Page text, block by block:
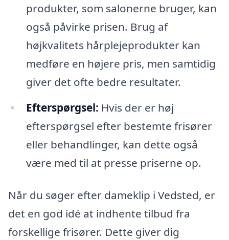
produkter, som salonerne bruger, kan
også påvirke prisen. Brug af
højkvalitets hårplejeprodukter kan
medføre en højere pris, men samtidig
giver det ofte bedre resultater.
Efterspørgsel: Hvis der er høj
efterspørgsel efter bestemte frisører
eller behandlinger, kan dette også
være med til at presse priserne op.
Når du søger efter dameklip i Vedsted, er
det en god idé at indhente tilbud fra
forskellige frisører. Dette giver dig